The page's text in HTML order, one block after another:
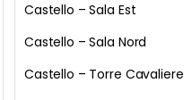
Castello – Sala Est
Castello – Sala Nord
Castello – Torre Cavaliere